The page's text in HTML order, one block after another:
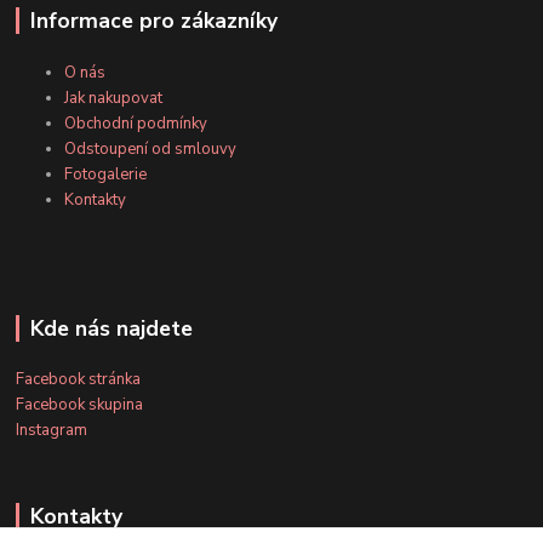
Informace pro zákazníky
O nás
Jak nakupovat
Obchodní podmínky
Odstoupení od smlouvy
Fotogalerie
Kontakty
Kde nás najdete
Facebook stránka
Facebook skupina
Instagram
Kontakty